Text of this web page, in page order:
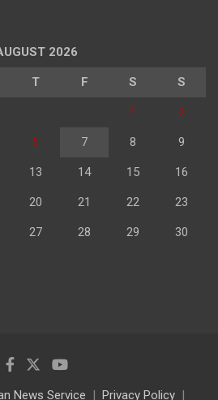
2026
T F S S
1 2
6 7 8 9
13 14 15 16
20 21 22 23
27 28 29 30
News Service Privacy Policy